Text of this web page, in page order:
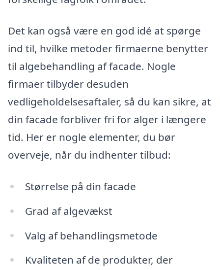
Det kan også være en god idé at spørge
ind til, hvilke metoder firmaerne benytter
til algebehandling af facade. Nogle
firmaer tilbyder desuden
vedligeholdelsesaftaler, så du kan sikre, at
din facade forbliver fri for alger i længere
tid. Her er nogle elementer, du bør
overveje, når du indhenter tilbud:
Størrelse på din facade
Grad af algevækst
Valg af behandlingsmetode
Kvaliteten af de produkter, der